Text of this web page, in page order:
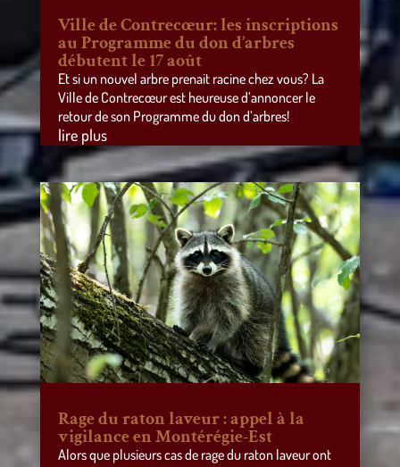
Ville de Contrecœur: les inscriptions
au Programme du don d’arbres
débutent le 17 août
Et si un nouvel arbre prenait racine chez vous? La
Ville de Contrecœur est heureuse d’annoncer le
retour de son Programme du don d’arbres!
lire plus
Rage du raton laveur : appel à la
vigilance en Montérégie-Est
Alors que plusieurs cas de rage du raton laveur ont